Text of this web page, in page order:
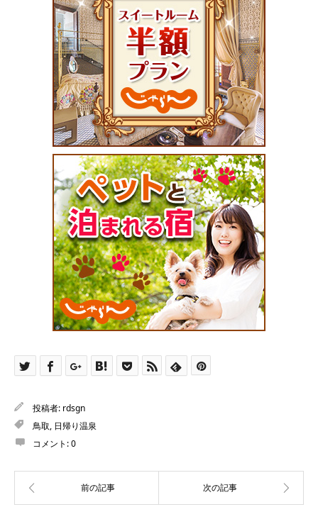
投稿者: rdsgn
鳥取, 日帰り温泉
コメント:0